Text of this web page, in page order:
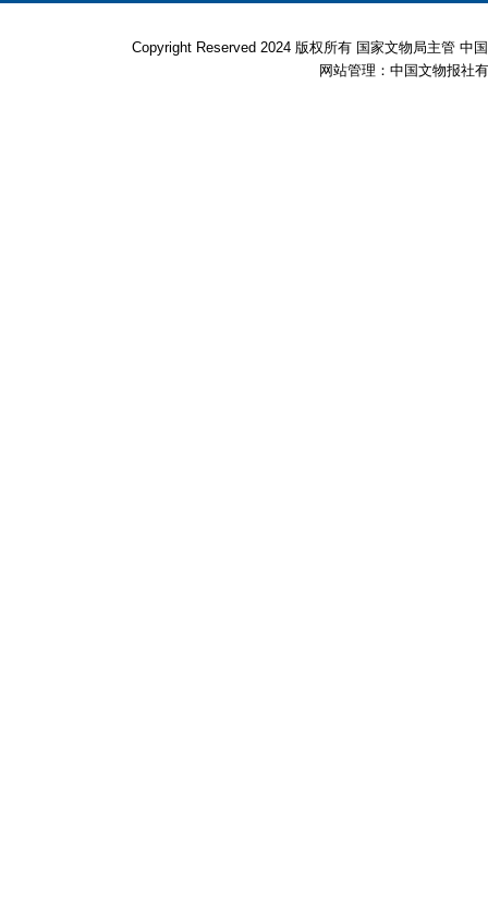
Copyright Reserved 2024 版权所有 国家文物局主管
网站管理：中国文物报社